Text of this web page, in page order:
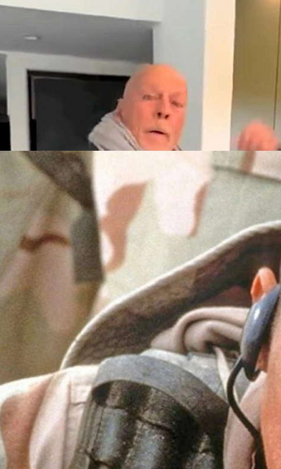
Moore แชร์วิดีโอลูก ๆ ของ Bruce Willis ร้องเพลง
ตภรรยาของ บรูซ วิลลิส ได้แชร์วิดีโอที่ครอบครัวของวิลลิสได้ฉลองวันเกิดครบ
หนังทหารหญิงสุดหายนะของ เดมี มัวร์ และริดลีย์ สก็อตต์
เป็นหนึ่งในดาราหญิงแถวหน้าที่ทุกคนรู้จัก นับตั้งแต่ดังเป็นพลุแตกจาก
วร์มีหนังบล็อกบัสเตอร์ติดต่อกันทุกปีอย่าง ‘A Few Good Men’ (1992),
และ ‘Disclosure’ (1994) หลังจากนั้นเส้นกราฟชีวิตการแสดงของมัวร์ก็ค่อย ๆ
ย่าง ‘The Scarlet Letter’ (1995) และหนังที่ชนะรางวัลราซซีถึง 6 สาขาอย่าง
ากพิสูจน์ตัวเองอีกครั้งด้วยการรับบทหนักเป็น จี.ไอ.เจน. จอร์แดน โอเนล ทหาร
น่วยกองทัพเรือสหรัฐเรื่อง ‘G.I. Jane’ ที่ดูท่าน่าจะออกมาดี เพราะกำกับโดย ริ
ใช้ทุนสร้างถึง 50 ล้านเหรียญ และหนังเรื่องนี้กลายเป็นข่าวฮือฮานับตั้งแต่ตอนที่
เพื่อรับบทนี้ ในช่วงนั้นมัวร์ตกเป็นข่าวว่าเป็นดารา ‘เรื่องเยอะ’ เป็นที่หนึ่ง…
ago